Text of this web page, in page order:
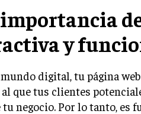
y
digital, tu página
que tus clientes
tu negocio. Por lo tanto, es